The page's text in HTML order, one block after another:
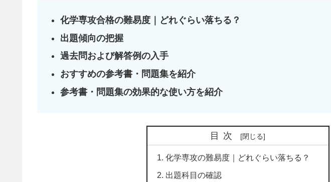
化学専攻合格の難易度｜どれぐらい落ちる？
出題傾向の把握
過去問および解答例の入手
おすすめの参考書・問題集を紹介
参考書・問題集の効果的な使い方を紹介
目次
化学専攻の難易度｜どれぐらい落ちる？
出題科目の確認